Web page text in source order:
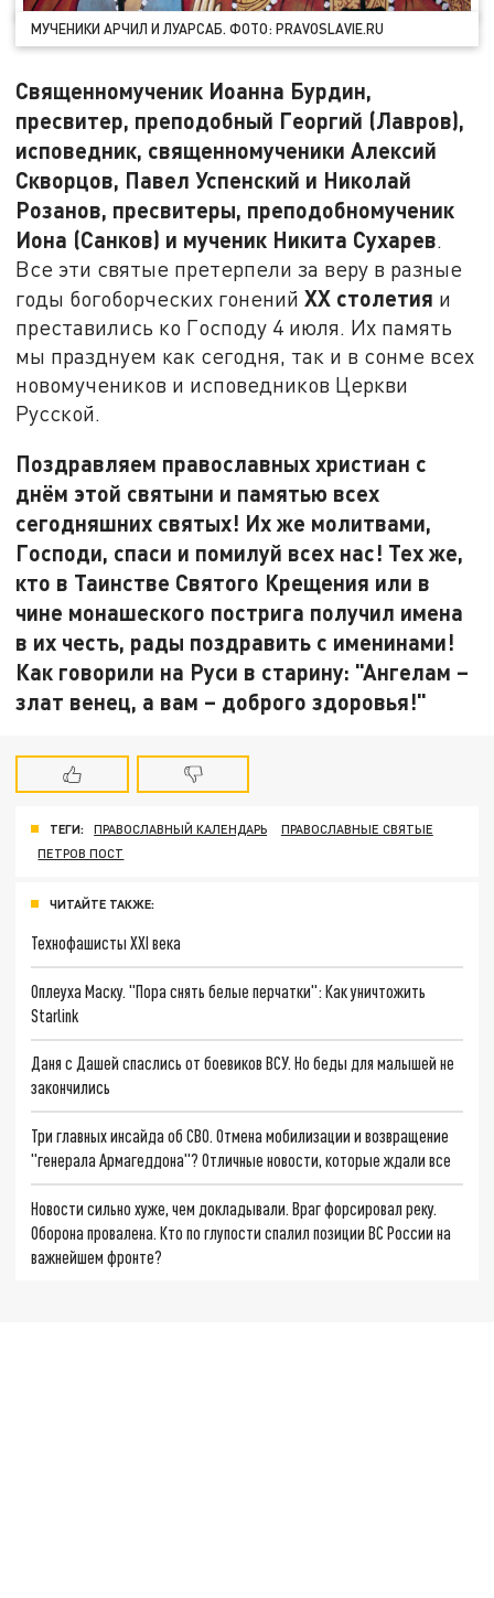
МУЧЕНИКИ АРЧИЛ И ЛУАРСАБ. ФОТО: PRAVOSLAVIE.RU
Священномученик Иоанна Бурдин,
пресвитер, преподобный Георгий (Лавров),
исповедник, священномученики Алексий
Скворцов, Павел Успенский и Николай
Розанов, пресвитеры, преподобномученик
Иона (Санков) и мученик Никита Сухарев.
Все эти святые претерпели за веру в разные
годы богоборческих гоненийXX столетия и
преставились ко Господу 4 июля. Их память
мы празднуем как сегодня, так и в сонме всех
новомучеников и исповедников Церкви
Русской.
Поздравляем православных христиан с
днём этой святыни и памятью всех
сегодняшних святых! Их же молитвами,
Господи, спаси и помилуй всех нас! Тех же,
кто в Таинстве Святого Крещения или в
чине монашеского пострига получил имена
в их честь, рады поздравить с именинами!
Как говорили на Руси в старину: "Ангелам –
злат венец, а вам – доброго здоровья!"
ТЕГИ: ПРАВОСЛАВНЫЙ КАЛЕНДАРЬ
ПРАВОСЛАВНЫЕ СВЯТЫЕ
ПЕТРОВ ПОСТ
ЧИТАЙТЕ ТАКЖЕ:
Технофашисты XXI века
Оплеуха Маску. "Пора снять белые перчатки": Как уничтожить
Starlink
Даня с Дашей спаслись от боевиков ВСУ. Но беды для малышей не
закончились
Три главных инсайда об СВО. Отмена мобилизации и возвращение
"генерала Армагеддона"? Отличные новости, которые ждали все
Новости сильно хуже, чем докладывали. Враг форсировал реку.
Оборона провалена. Кто по глупости спалил позиции ВС России на
важнейшем фронте?